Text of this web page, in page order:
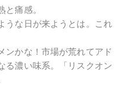
痛感。
うな日が来ようとは。これ
ンかな！市場が荒れてアド
る濃い味系。「リスクオン